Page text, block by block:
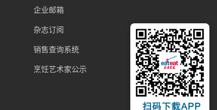
企业邮箱
杂志订阅
销售查询系统
烹饪艺术家公示